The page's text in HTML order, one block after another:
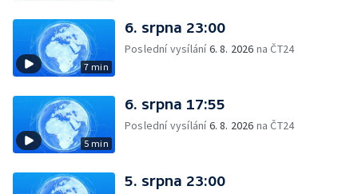
7 min
6. srpna 23:00
Poslední vysílání6. 8. 2026 na ČT24
5 min
6. srpna 17:55
Poslední vysílání6. 8. 2026 na ČT24
5. srpna 23:00